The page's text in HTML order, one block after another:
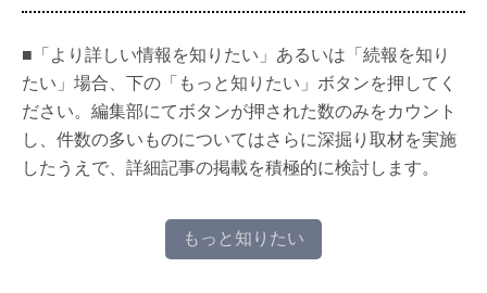
■「より詳しい情報を知りたい」あるいは「続報を知り
たい」場合、下の「もっと知りたい」ボタンを押してく
ださい。編集部にてボタンが押された数のみをカウント
し、件数の多いものについてはさらに深掘り取材を実施
したうえで、詳細記事の掲載を積極的に検討します。
もっと知りたい